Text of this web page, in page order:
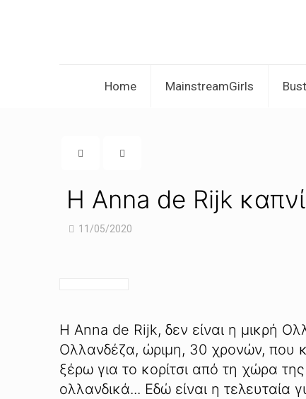
Home MainstreamGirls
Η Anna de Rijk
11/05/2020
Η Anna de Rijk, δεν είναι η μικρή
Ολλανδέζα, ώριμη, 30 χρονών, που
ξέρω για το κορίτσι από τη χώρα
ολλανδικά... Εδώ είναι η τελευταία